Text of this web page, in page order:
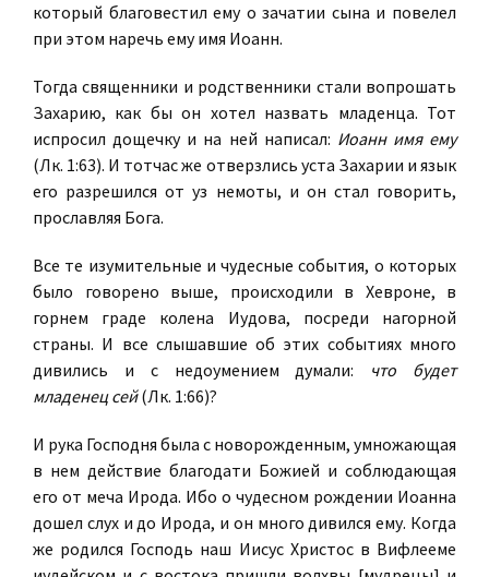
который благовестил ему о зачатии сына и повелел
при этом наречь ему имя Иоанн.
Тогда священники и родственники стали вопрошать
Захарию, как бы он хотел назвать младенца. Тот
испросил дощечку и на ней написал: Иоанн имя ему
(Лк. 1:63). И тотчас же отверзлись уста Захарии и язык
его разрешился от уз немоты, и он стал говорить,
прославляя Бога.
Все те изумительные и чудесные события, о которых
было говорено выше, происходили в Хевроне, в
горнем граде колена Иудова, посреди нагорной
страны. И все слышавшие об этих событиях много
дивились и с недоумением думали: что будет
младенец сей(Лк. 1:66)?
И рука Господня была с новорожденным, умножающая
в нем действие благодати Божией и соблюдающая
его от меча Ирода. Ибо о чудесном рождении Иоанна
дошел слух и до Ирода, и он много дивился ему. Когда
же родился Господь наш Иисус Христос в Вифлееме